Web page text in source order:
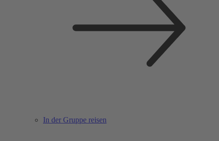
In der Gruppe reisen